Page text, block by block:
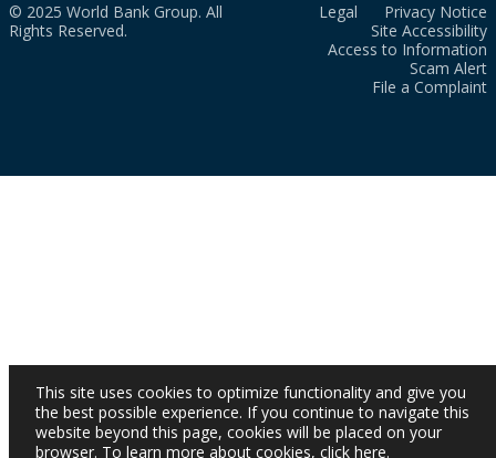
© 2025 World Bank Group. All
Rights Reserved.
Legal
Privacy Notice
Site Accessibility
Access to Information
Scam Alert
File a Complaint
This site uses cookies to optimize functionality and give you
the best possible experience. If you continue to navigate this
website beyond this page, cookies will be placed on your
browser. To learn more about cookies, click here.